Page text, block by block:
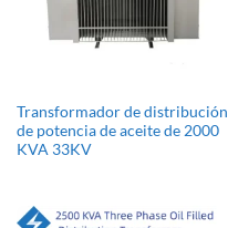
Transformador de distribución
de potencia de aceite de 2000
KVA 33KV